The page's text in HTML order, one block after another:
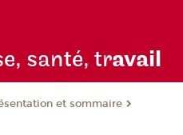
santé, travail
et sommaire